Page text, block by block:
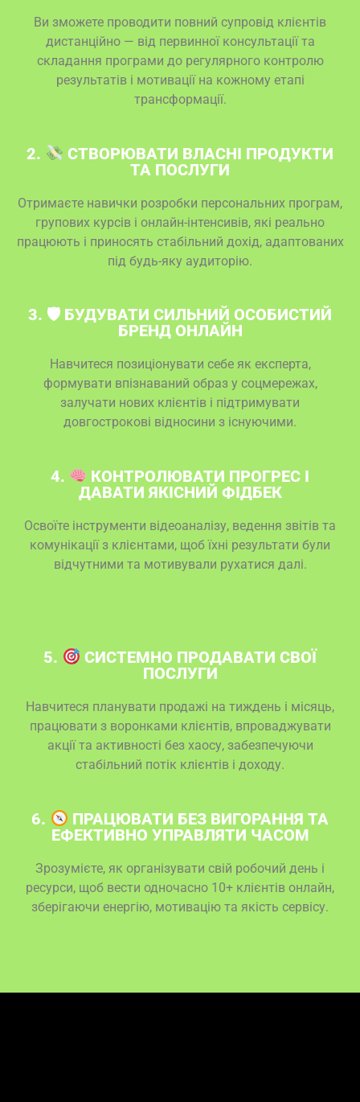
Ви зможете проводити повний супровід клієнтів
дистанційно — від первинної консультації та
складання програми до регулярного контролю
результатів і мотивації на кожному етапі
трансформації.
2.
СТВОРЮВАТИ ВЛАСНІ ПРОДУКТИ
ТА ПОСЛУГИ
Отримаєте навички розробки персональних програм,
групових курсів і онлайн-інтенсивів, які реально
працюють і приносять стабільний дохід, адаптованих
під будь-яку аудиторію.
3. 🛡 БУДУВАТИ СИЛЬНИЙ ОСОБИСТИЙ
БРЕНД ОНЛАЙН
Навчитеся позиціонувати себе як експерта,
формувати впізнаваний образ у соцмережах,
залучати нових клієнтів і підтримувати
довгострокові відносини з існуючими.
4.
КОНТРОЛЮВАТИ ПРОГРЕС І
ДАВАТИ ЯКІСНИЙ ФІДБЕК
Освоїте інструменти відеоаналізу, ведення звітів та
комунікації з клієнтами, щоб їхні результати були
відчутними та мотивували рухатися далі.
5.
СИСТЕМНО ПРОДАВАТИ СВОЇ
ПОСЛУГИ
Навчитеся планувати продажі на тиждень і місяць,
працювати з воронками клієнтів, впроваджувати
акції та активності без хаосу, забезпечуючи
стабільний потік клієнтів і доходу.
6.
ПРАЦЮВАТИ БЕЗ ВИГОРАННЯ ТА
ЕФЕКТИВНО УПРАВЛЯТИ ЧАСОМ
Зрозумієте, як організувати свій робочий день і
ресурси, щоб вести одночасно 10+ клієнтів онлайн,
зберігаючи енергію, мотивацію та якість сервісу.